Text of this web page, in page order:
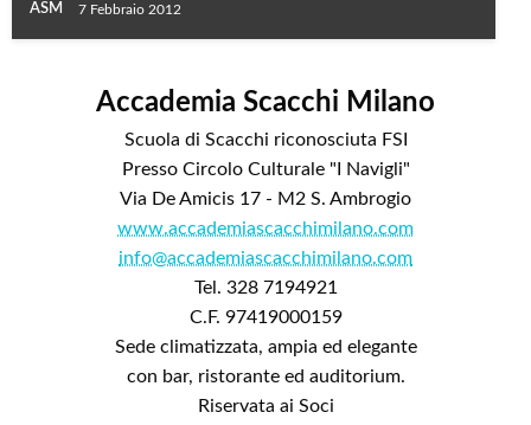
ASM 7 Febbraio 2012
Accademia Scacchi Milano
Scuola di Scacchi riconosciuta FSI
Presso Circolo Culturale "I Navigli"
Via De Amicis 17 - M2 S. Ambrogio
www.accademiascacchimilano.com
info@accademiascacchimilano.com
Tel. 328 7194921
C.F. 97419000159
Sede climatizzata, ampia ed elegante
con bar, ristorante ed auditorium.
Riservata ai Soci